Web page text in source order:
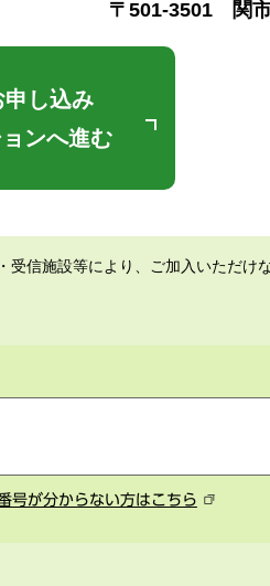
〒501-3501 関
し込み
ンへ進む
信施設等により、ご加入いただけ
号が分からない方はこちら